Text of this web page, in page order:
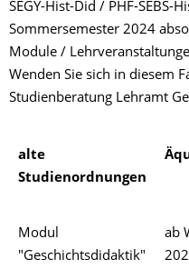
SEGY-Hist-Did / PHF-SEBS-
Sommersemester 2024
Module /
Wenden Sie sich in diesem
Studienberatung Lehramt
alte
Studienordnungen
Modul
"Geschichtsdidaktik"
ab